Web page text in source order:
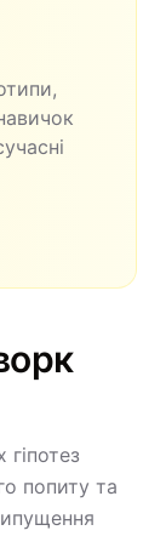
гіпотез
попиту та